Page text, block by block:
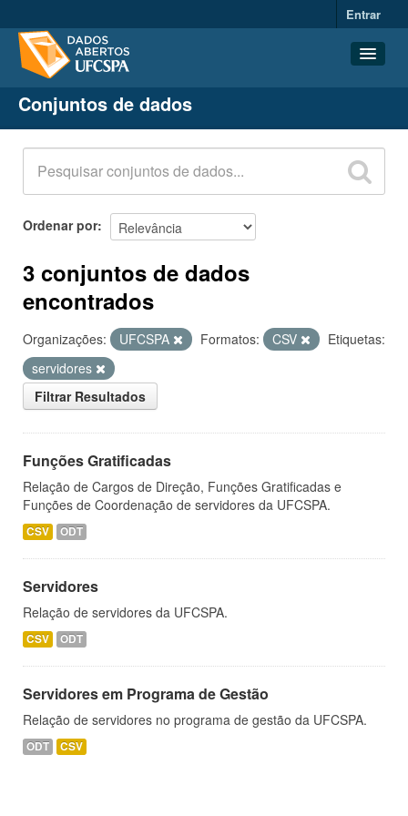
Entrar
Conjuntos de dados
Organizações
Grupos
Sobre
Conjuntos de dados
Ordenar por
3 conjuntos de dados
encontrados
Organizações: UFCSPA Formatos: CSV
Etiquetas:
servidores
Filtrar Resultados
Funções Gratificadas
Relação de Cargos de Direção, Funções Gratificadas e
Funções de Coordenação de servidores da UFCSPA.
CSV ODT
Servidores
Relação de servidores da UFCSPA.
CSV ODT
Servidores em Programa de Gestão
Relação de servidores no programa de gestão da UFCSPA.
ODT CSV